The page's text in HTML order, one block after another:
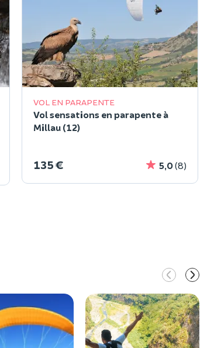
VOL EN PARAPENTE
Vol sensations en parapente à
Millau (12)
135 € 5,0(8)